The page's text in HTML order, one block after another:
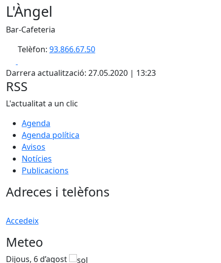
L'Àngel
Bar-Cafeteria
Telèfon: 93.866.67.50
Darrera actualització: 27.05.2020 | 13:23
RSS
L'actualitat a un clic
Agenda
Agenda política
Avisos
Notícies
Publicacions
Adreces i telèfons
Accedeix
Meteo
Dijous, 6 d’agost